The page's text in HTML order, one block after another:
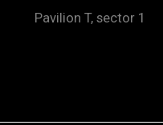
Pavilion T, sector 1